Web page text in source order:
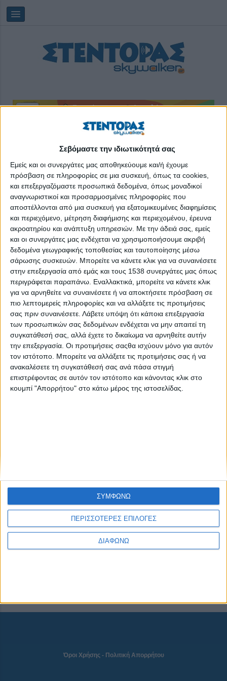
Σεβόμαστε την ιδιωτικότητά σας
Εμείς και οι συνεργάτες μας αποθηκεύουμε και/ή έχουμε
πρόσβαση σε πληροφορίες σε μια συσκευή, όπως τα cookies,
και επεξεργαζόμαστε προσωπικά δεδομένα, όπως μοναδικοί
αναγνωριστικοί και προσαρμοσμένες πληροφορίες που
αποστέλλονται από μια συσκευή για εξατομικευμένες διαφημίσεις
και περιεχόμενο, μέτρηση διαφήμισης και περιεχομένου, έρευνα
ακροατηρίου και ανάπτυξη υπηρεσιών. Με την άδειά σας, εμείς
και οι συνεργάτες μας ενδέχεται να χρησιμοποιήσουμε ακριβή
δεδομένα γεωγραφικής τοποθεσίας και ταυτοποίησης μέσω
σάρωσης συσκευών. Μπορείτε να κάνετε κλικ για να συναινέσετε
στην επεξεργασία από εμάς και τους 1538 συνεργάτες μας όπως
περιγράφεται παραπάνω. Εναλλακτικά, μπορείτε να κάνετε κλικ
για να αρνηθείτε να συναινέσετε ή να αποκτήσετε πρόσβαση σε
πιο λεπτομερείς πληροφορίες και να αλλάξετε τις προτιμήσεις
σας πριν συναινέσετε. Λάβετε υπόψη ότι κάποια επεξεργασία
των προσωπικών σας δεδομένων ενδέχεται να μην απαιτεί τη
συγκατάθεσή σας, αλλά έχετε το δικαίωμα να αρνηθείτε αυτήν
την επεξεργασία. Οι προτιμήσεις σαςθα ισχύουν μόνο για αυτόν
τον ιστότοπο. Μπορείτε να αλλάξετε τις προτιμήσεις σας ή να
ανακαλέσετε τη συγκατάθεσή σας ανά πάσα στιγμή
επιστρέφοντας σε αυτόν τον ιστότοπο και κάνοντας κλικ στο
κουμπί "Απορρήτου" στο κάτω μέρος της ιστοσελίδας.
ΠΕΡΙΣΣΟΤΕΡΕΣ ΕΠΙΛΟΓΕΣ
ΔΙΑΦΩΝΩ
ΣΥΜΦΩΝΩ
Παρασκευή, 07/08/202603:19:04
υποψήφιοι
Ανακοινώθηκαν τα αποτελέσματα εισαγωγής των
υποψηφίων στην τριτοβάθμια εκπαίδευση
Ανοίγει η πλατφόρμα για τα αποτελέσματα των
πανελλαδικών εξετάσεων μέσω γραπτού μηνύματος
SMS
Η προθεσμία για την υποβολή Αίτησης–Δήλωσης για
συμμετοχή στις Πανελλαδικές Εξετάσεις 2024
NEWSLETTER
Όροι Χρήσης- Πολιτική Απορρήτου